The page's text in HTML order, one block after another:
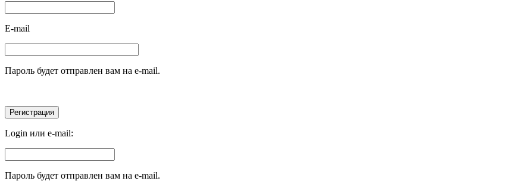
E-mail
Пароль будет отправлен вам на e-mail.
Login или e-mail:
Пароль будет отправлен вам на e-mail.